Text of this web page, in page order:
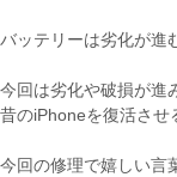
バッテリーは劣化が進
今回は劣化や破損が進
昔のiPhoneを復活させ
今回の修理で嬉しい言